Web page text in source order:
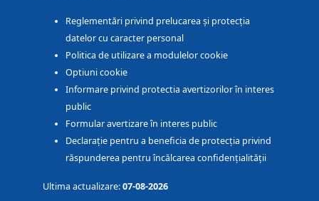
Reglementări privind prelucarea și protecția
datelor cu caracter personal
Politica de utilizare a modulelor cookie
Optiuni cookie
Informare privind protectia avertizorilor în interes
public
Formular avertizare în interes public
Declarație pentru a beneficia de protecția privind
răspunderea pentru încălcarea confidențialității
Ultima actualizare:07-08-2026